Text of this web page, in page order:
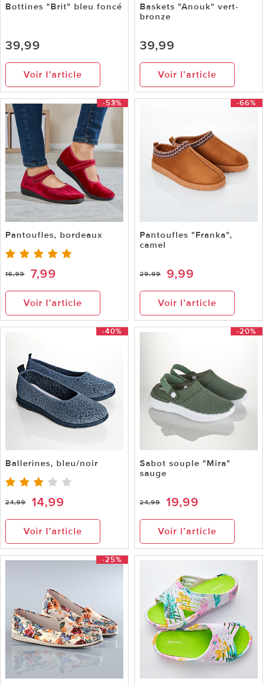
Bottines "Brit" bleu foncé
39,99
Voir l’article
Baskets "Anouk" vert-
bronze
39,99
Voir l’article
-53%
Pantoufles, bordeaux
16,99 7,99
Voir l’article
-66%
Pantoufles "Franka",
camel
29,99 9,99
Voir l’article
-40%
Ballerines, bleu/noir
24,99 14,99
Voir l’article
-20%
Sabot souple "Mira"
sauge
24,99 19,99
Voir l’article
-25%